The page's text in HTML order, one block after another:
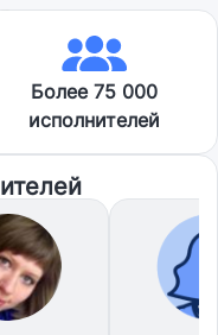
Более 75 000
исполнителей